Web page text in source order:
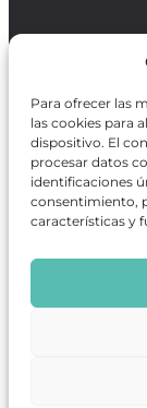
Para ofrecer las
las cookies para
dispositivo. El
procesar datos
identificaciones
consentimiento,
características y
en información
que se
puntos de